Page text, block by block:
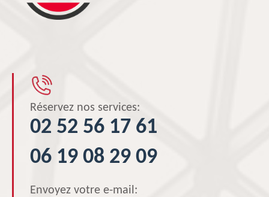
Réservez nos services:
02 52 56 17 61
06 19 08 29 09
Envoyez votre e-mail: